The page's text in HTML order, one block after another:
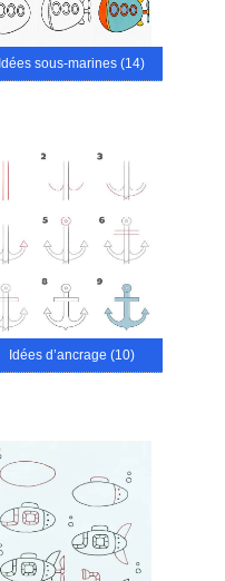
Idées sous-marines (14)
Idées d’ancrage (10)